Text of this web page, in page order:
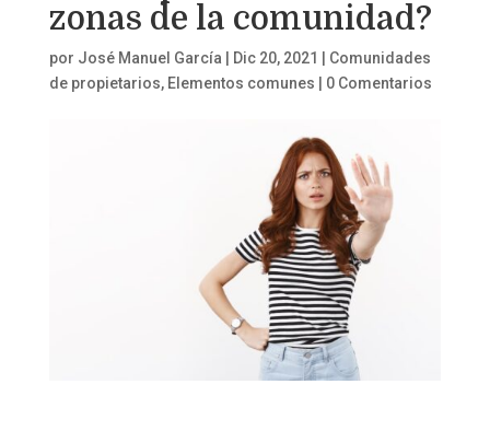
zonas de la comunidad?
por José Manuel García Dic 20, 2021
Comunidades
de propietarios, Elementos comunes 0 Comentarios